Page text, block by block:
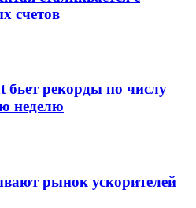
счетов
бьет рекорды по числу
неделю
рынок ускорителей